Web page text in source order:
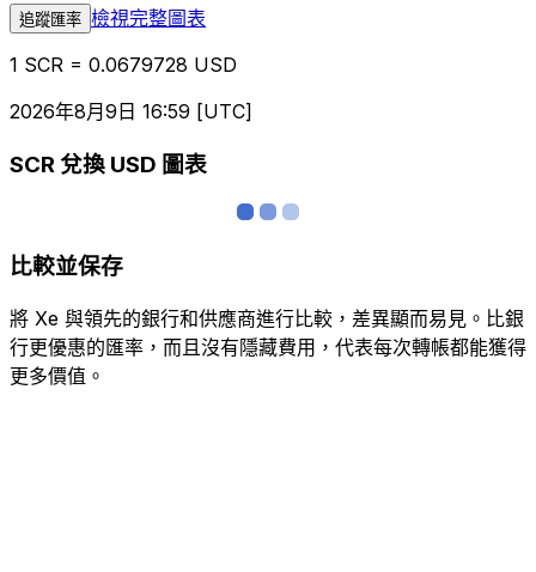
追蹤匯率 檢視完整圖表
1 SCR = 0.0679728 USD
2026年8月9日 16:59 [UTC]
SCR 兌換 USD 圖表
比較並保存
將 Xe 與領先的銀行和供應商進行比較，差異顯而易見。比銀
行更優惠的匯率，而且沒有隱藏費用，代表每次轉帳都能獲得
更多價值。